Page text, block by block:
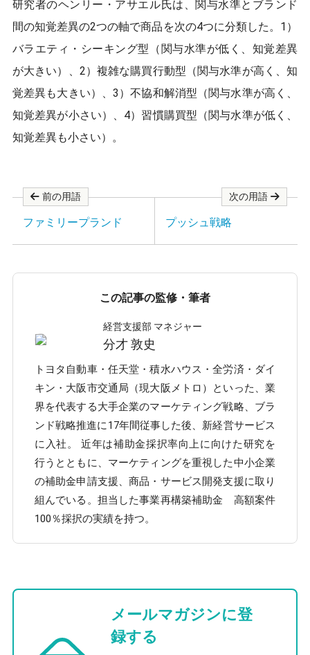
k
研究者のヘンリー・アサエル氏は、関与水準とブランド
間の知覚差異の2つの軸で商品を次の4つに分類した。1）
バラエティ・シーキング型（関与水準が低く、知覚差異
が大きい）、2）複雑な購買行動型（関与水準が高く、知
覚差異も大きい）、3）不協和解消型（関与水準が高く、
知覚差異が小さい）、4）習慣購買型（関与水準が低く、
知覚差異も小さい）。
前の用語
ファミリープランド
次の用語
プッシュ戦略
この記事の監修・筆者
経営支援部 マネジャー
分才 敦史
トヨタ自動車・任天堂・積水ハウス・全労済・ダイ
キン・大阪市交通局（現大阪メトロ）といった、業
界を代表する大手企業のマーケティング戦略、ブラ
ンド戦略推進に17年間従事した後、新経営サービス
に入社。 近年は補助金採択率向上に向けた研究を
行うとともに、マーケティングを重視した中小企業
の補助金申請支援、商品・サービス開発支援に取り
組んでいる。担当した事業再構築補助金 高額案件
100％採択の実績を持つ。
メールマガジンに登
録する